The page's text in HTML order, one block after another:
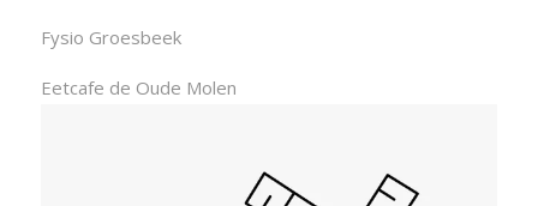
Fysio Groesbeek
Eetcafe de Oude Molen